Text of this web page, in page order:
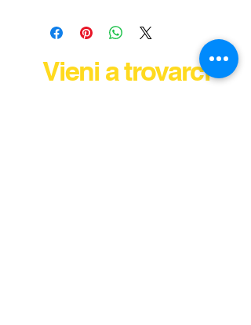
Vieni a trovarci